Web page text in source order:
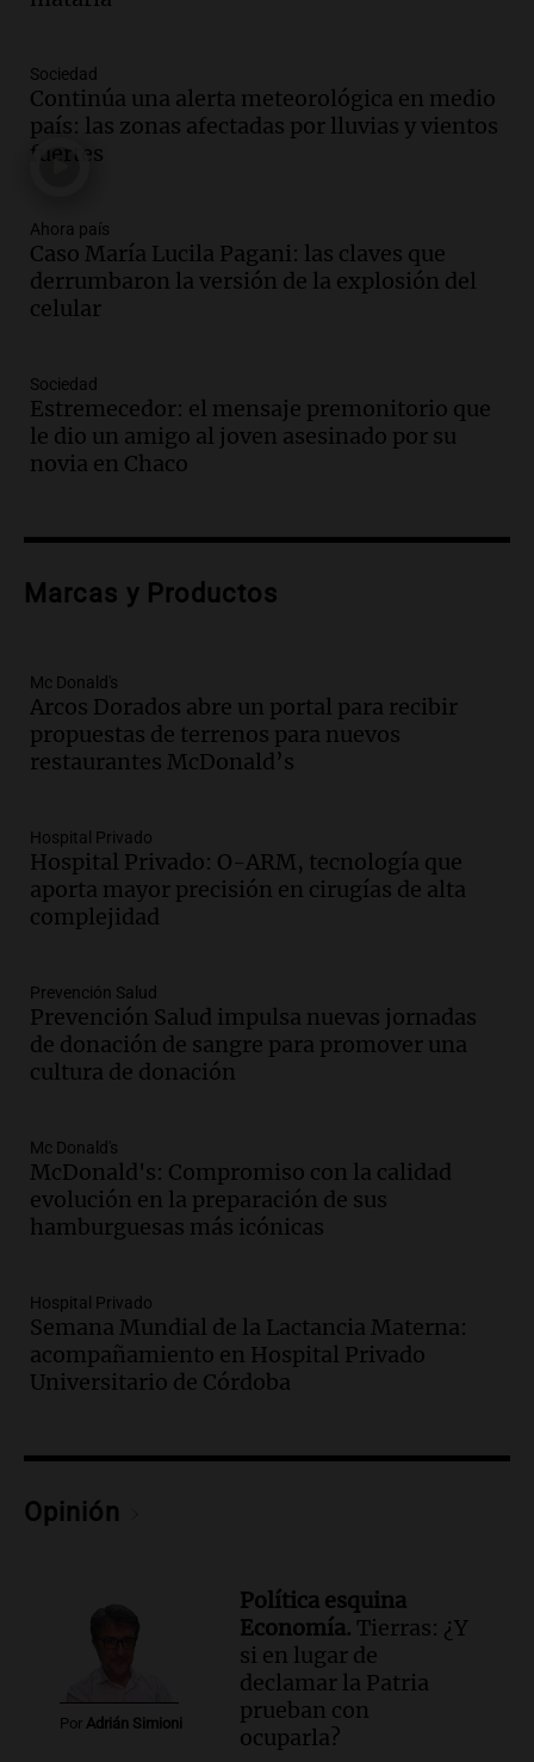
la presencia de 70.000 bolivianos en la
provincia y su integración
Panorama Federal
Episodios
recordó su paso por Perú: "Nos decía
siempre: ''Difundan el milagro''"
Viva la Radio
Episodios
más femicidios del país, según informe
de Casa del Encuentro
Panorama Federal
Episodios
Procrear en la provincia
Episodios
y críticas entre senadores
Panorama Federal
Episodios
Audio.La comunidad boliviana en Salta:
Marocco
Panorama Federal
Episodios
Audio.Ordenan el reintegro de dos
Panorama Federal
Episodios
Audio.Inviolabilidad de la propiedad
privada: el ruido que tapa cosas
Editorial
Episodios
Audio.Lanzaron una campaña para que
niños con cáncer reciban regalos por el
Episodios
Audio.Ganó una beca en la secundaria,
se mudó a Córdoba y hoy lleva la
Episodios
una mejora económica, pero modera
Audio.
Walter Mazzanti en Cadena 3
Rosario: "Vamos a estar entre los
primeros ocho"
Deportes Rosario
Sociedad
Continúa una alerta meteorológica en medio
país: las zonas afectadas por lluvias y vientos
fuertes
Ahora país
Caso María Lucila Pagani: las claves que
derrumbaron la versión de la explosión del
celular
Sociedad
Estremecedor: el mensaje premonitorio que
le dio un amigo al joven asesinado por su
novia en Chaco
Marcas y Productos
Mc Donald's
Arcos Dorados abre un portal para recibir
propuestas de terrenos para nuevos
restaurantes McDonald’s
Hospital Privado
Hospital Privado: O-ARM, tecnología que
aporta mayor precisión en cirugías de alta
complejidad
Prevención Salud
Prevención Salud impulsa nuevas jornadas
de donación de sangre para promover una
cultura de donación
Mc Donald's
McDonald's: Compromiso con la calidad
evolución en la preparación de sus
hamburguesas más icónicas
Hospital Privado
Semana Mundial de la Lactancia Materna:
acompañamiento en Hospital Privado
Universitario de Córdoba
Opinión
Por Adrián Simioni
Política esquina
Economía. Tierras: ¿Y
si en lugar de
declamar la Patria
prueban con
ocuparla?